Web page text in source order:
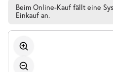
Beim Online-Kauf fällt eine
Einkauf an.